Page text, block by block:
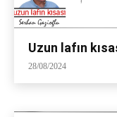
Uzun lafın
28/08/2024